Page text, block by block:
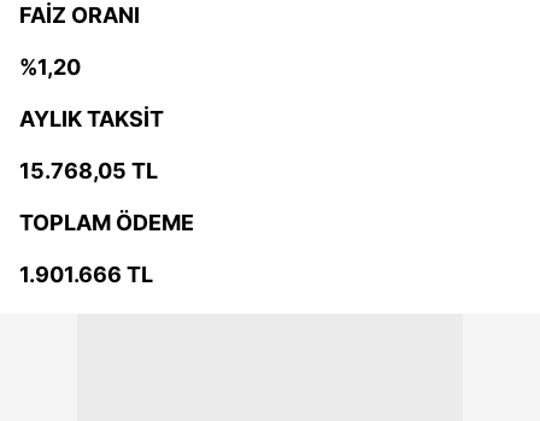
FAİZ ORANI
%1,20
AYLIK TAKSİT
15.768,05 TL
TOPLAM ÖDEME
1.901.666 TL